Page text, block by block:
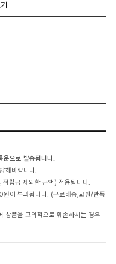
운으로 발송됩니다.
해바랍니다.
립금 제외한 금액) 적용됩니다.
이 부과됩니다. (무료배송,교환/반품
상품을 고의적으로 훼손하시는 경우